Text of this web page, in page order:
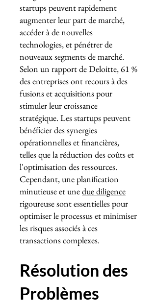
startups peuvent rapidement
augmenter leur part de marché,
accéder à de nouvelles
technologies, et pénétrer de
nouveaux segments de marché.
Selon un rapport de Deloitte, 61 %
des entreprises ont recours à des
fusions et acquisitions pour
stimuler leur croissance
stratégique. Les startups peuvent
bénéficier des synergies
opérationnelles et financières,
telles que la réduction des coûts et
l'optimisation des ressources.
Cependant, une planification
minutieuse et unedue diligence
rigoureuse sont essentielles pour
optimiser le processus et minimiser
les risques associés à ces
transactions complexes.
Résolution des
Problèmes